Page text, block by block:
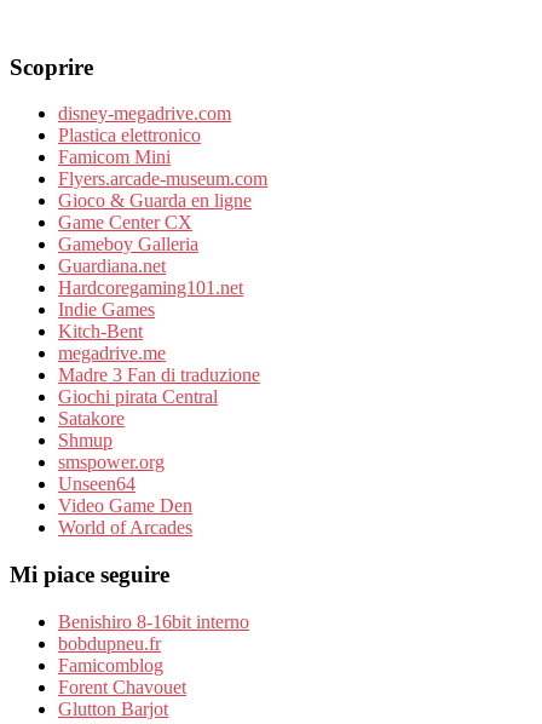
Scoprire
disney-megadrive.com
Plastica elettronico
Famicom Mini
Flyers.arcade-museum.com
Gioco & Guarda en ligne
Game Center CX
Gameboy Galleria
Guardiana.net
Hardcoregaming101.net
Indie Games
Kitch-Bent
megadrive.me
Madre 3 Fan di traduzione
Giochi pirata Central
Satakore
Shmup
smspower.org
Unseen64
Video Game Den
World of Arcades
Mi piace seguire
Benishiro 8-16bit interno
bobdupneu.fr
Famicomblog
Forent Chavouet
Glutton Barjot